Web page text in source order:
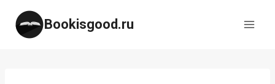
Перейти
содержимому
Bookisgood.ru